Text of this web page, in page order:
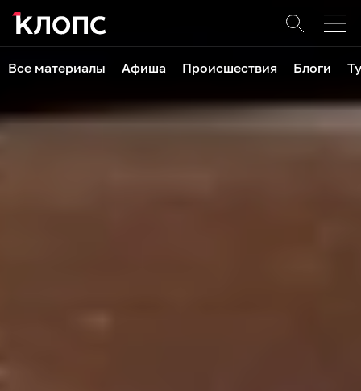
Все материалы Афиша Происшествия Блоги